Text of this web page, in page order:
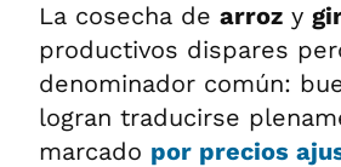
La cosecha de arroz y
productivos dispares
denominador común:
logran traducirse
marcado por precios